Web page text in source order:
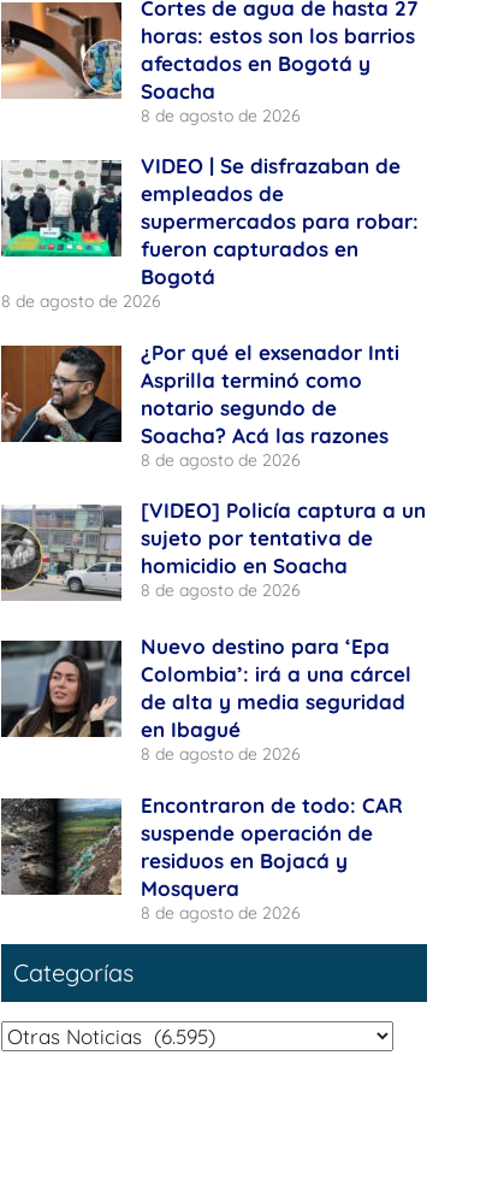
Cortes de agua de hasta 27
horas: estos son los barrios
afectados en Bogotá y
Soacha
8 de agosto de 2026
VIDEO | Se disfrazaban de
empleados de
supermercados para robar:
fueron capturados en
Bogotá
8 de agosto de 2026
¿Por qué el exsenador Inti
Asprilla terminó como
notario segundo de
Soacha? Acá las razones
8 de agosto de 2026
[VIDEO] Policía captura a un
sujeto por tentativa de
homicidio en Soacha
8 de agosto de 2026
Nuevo destino para ‘Epa
Colombia’: irá a una cárcel
de alta y media seguridad
en Ibagué
8 de agosto de 2026
Encontraron de todo: CAR
suspende operación de
residuos en Bojacá y
Mosquera
8 de agosto de 2026
Categorías
Categorías